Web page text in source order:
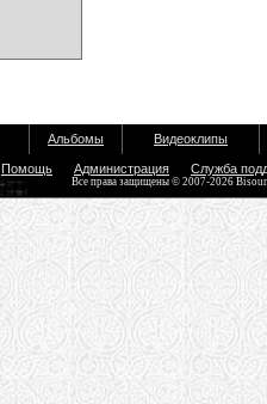
Альбомы Видеоклипы
Помощь Администрация Служба
Все права защищены © 2007-2026